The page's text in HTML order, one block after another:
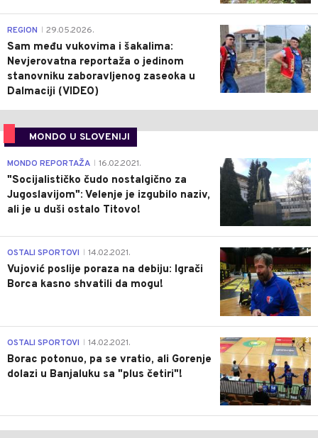
0
REGION 29.05.2026.
Sam među vukovima i šakalima:
Nevjerovatna reportaža o jedinom
stanovniku zaboravljenog zaseoka u
Dalmaciji (VIDEO)
MONDO U SLOVENIJI
4
MONDO REPORTAŽA 16.02.2021.
"Socijalističko čudo nostalgično za
Jugoslavijom": Velenje je izgubilo naziv,
ali je u duši ostalo Titovo!
1
OSTALI SPORTOVI 14.02.2021.
Vujović poslije poraza na debiju: Igrači
Borca kasno shvatili da mogu!
3
OSTALI SPORTOVI 14.02.2021.
Borac potonuo, pa se vratio, ali Gorenje
dolazi u Banjaluku sa "plus četiri"!